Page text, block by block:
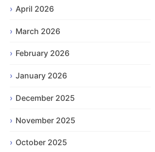
April 2026
March 2026
February 2026
January 2026
December 2025
November 2025
October 2025